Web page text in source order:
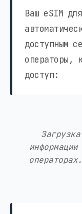
Ваш eSIM
доступным
операторы,
доступ:
Загрузка
информации